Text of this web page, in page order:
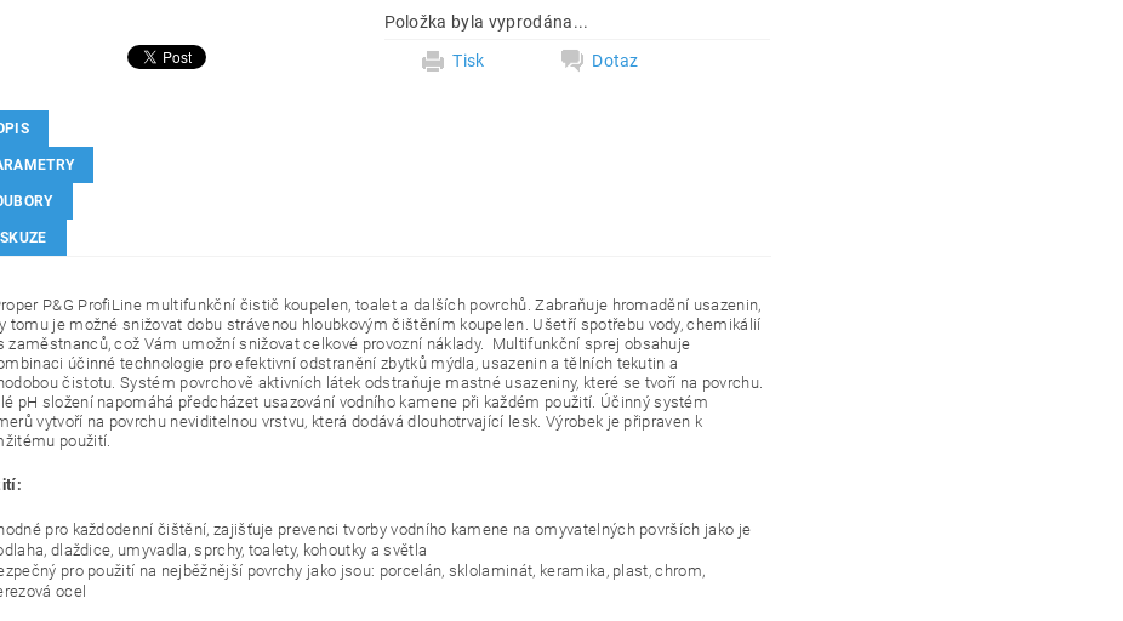
Položka byla vyprodána...
Tisk
Dotaz
P&G ProfiLine multifunkční čistič koupelen, toalet a dalších povrchů. Zabraňuje hromadění usazenin,
tomu je možné snižovat dobu strávenou hloubkovým čištěním koupelen. Ušetří spotřebu vody, chemikálií
zaměstnanců, což Vám umožní snižovat celkové provozní náklady. Multifunkční sprej obsahuje
účinné technologie pro efektivní odstranění zbytků mýdla, usazenin a tělních tekutin a
čistotu. Systém povrchově aktivních látek odstraňuje mastné usazeniny, které se tvoří na povrchu.
pH složení napomáhá předcházet usazování vodního kamene při každém použití. Účinný systém
vytvoří na povrchu neviditelnou vrstvu, která dodává dlouhotrvající lesk. Výrobek je připraven k
použití.
pro každodenní čištění, zajišťuje prevenci tvorby vodního kamene na omyvatelných površích jako je
dlaždice, umyvadla, sprchy, toalety, kohoutky a světla
pro použití na nejběžnější povrchy jako jsou: porcelán, sklolaminát, keramika, plast, chrom,
ocel